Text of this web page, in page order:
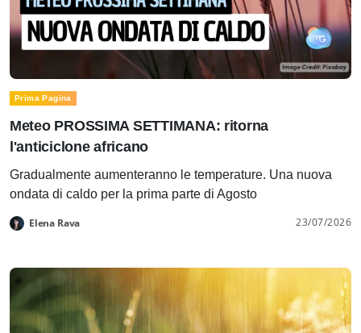
Prima Pagina
Meteo PROSSIMA SETTIMANA: ritorna
l'anticiclone africano
Gradualmente aumenteranno le temperature. Una nuova
ondata di caldo per la prima parte di Agosto
Elena Rava 23/07/2026